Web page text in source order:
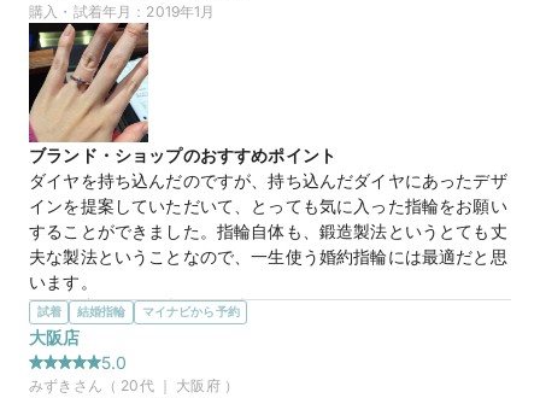
にはぴったりのお店です。
リングピローケースもウォルナットで味のある感じがとても素
敵なケースでした。
選んだ商品を気に入った理由
シンプルかつ菱形のラインが入っている事でかっこよくも見
え、自分の指にはめた時にしっかりきたのでベースのデザイン
をこの形に決めました。
少し自分たちらしさを出したかったので、色々見せていただい
た中でいいなと思ったシャンパンゴールドをラインに入れても
らいました。
この店舗の良かったところ
担当して下さった方の接客がよかったです。
押し付けのような事も、焦らせてくるような事もなく、自然に
希望を聞いて形にして下さったので、こちらも気持ちよく購入
する事が出来ました。
店も私達だけということもあったかもしれませんがこじんまり
購入・試着年月： 2019年1月
ブランド・ショップのおすすめポイント
ダイヤを持ち込んだのですが、持ち込んだダイヤにあったデザ
インを提案していただいて、とっても気に入った指輪をお願い
することができました。指輪自体も、鍛造製法というとても丈
夫な製法ということなので、一生使う婚約指輪には最適だと思
います。
選んだ商品を気に入った理由
今の歳でも、歳を取っておばあちゃんになっても馴染むシンプ
ルなデザインで、旦那さんのご両親から受け継いだダイヤを
使っているところが、とても気に入っています。そして、とて
試着 結婚指輪 マイナビから予約
大阪店
5.0
みずき さん（ 20代 ｜ 大阪府）